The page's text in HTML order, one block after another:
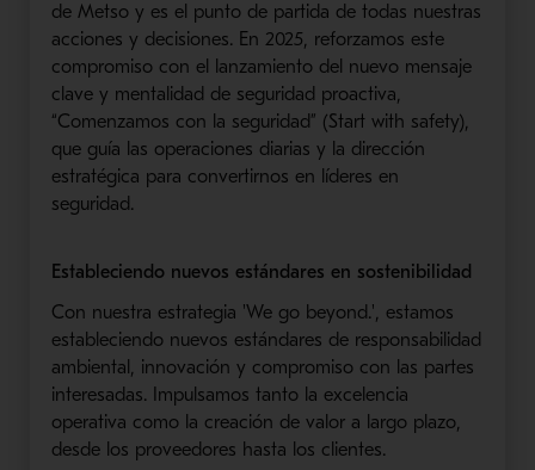
de Metso y es el punto de partida de todas nuestras
acciones y decisiones. En 2025, reforzamos este
compromiso con el lanzamiento del nuevo mensaje
clave y mentalidad de seguridad proactiva,
“Comenzamos con la seguridad” (Start with safety),
que guía las operaciones diarias y la dirección
estratégica para convertirnos en líderes en
seguridad.
Estableciendo nuevos estándares en sostenibilidad
Con nuestra estrategia 'We go beyond.', estamos
estableciendo nuevos estándares de responsabilidad
ambiental, innovación y compromiso con las partes
interesadas. Impulsamos tanto la excelencia
operativa como la creación de valor a largo plazo,
desde los proveedores hasta los clientes.